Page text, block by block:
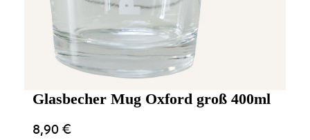
Glasbecher Mug Oxford groß 400ml
8,90€